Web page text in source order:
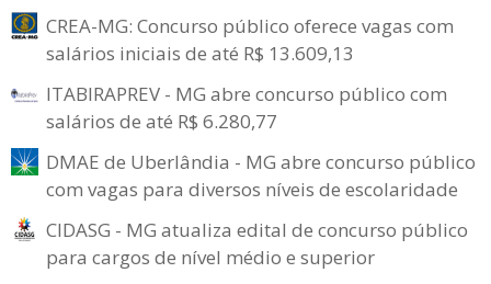
CREA-MG: Concurso público oferece vagas com
salários iniciais de até R$ 13.609,13
ITABIRAPREV - MG abre concurso público com
salários de até R$ 6.280,77
DMAE de Uberlândia - MG abre concurso público
com vagas para diversos níveis de escolaridade
CIDASG - MG atualiza edital de concurso público
para cargos de nível médio e superior